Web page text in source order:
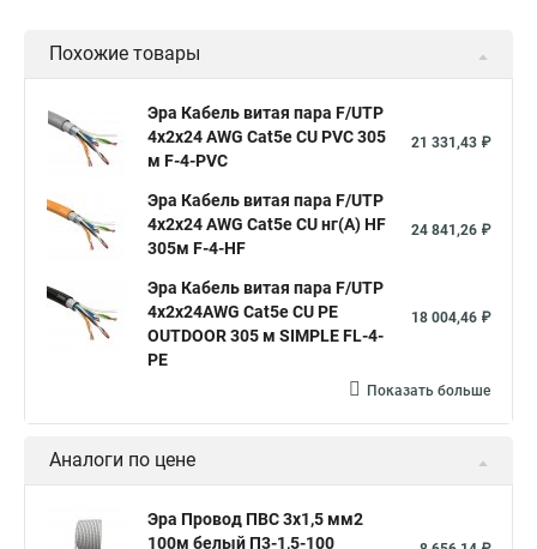
Похожие товары
Эра Кабель витая пара F/UTP
4x2x24 AWG Cat5e CU PVC 305
м F-4-PVC
21 331,43 ₽
Эра Кабель витая пара F/UTP
4x2x24 AWG Cat5e CU нг(А) HF
305м F-4-HF
24 841,26 ₽
Эра Кабель витая пара F/UTP
4x2x24AWG Cat5e CU PE
OUTDOOR 305 м SIMPLE FL-4-
PE
18 004,46 ₽
Показать больше
Аналоги по цене
Эра Провод ПВС 3х1,5 мм2
100м белый П3-1,5-100